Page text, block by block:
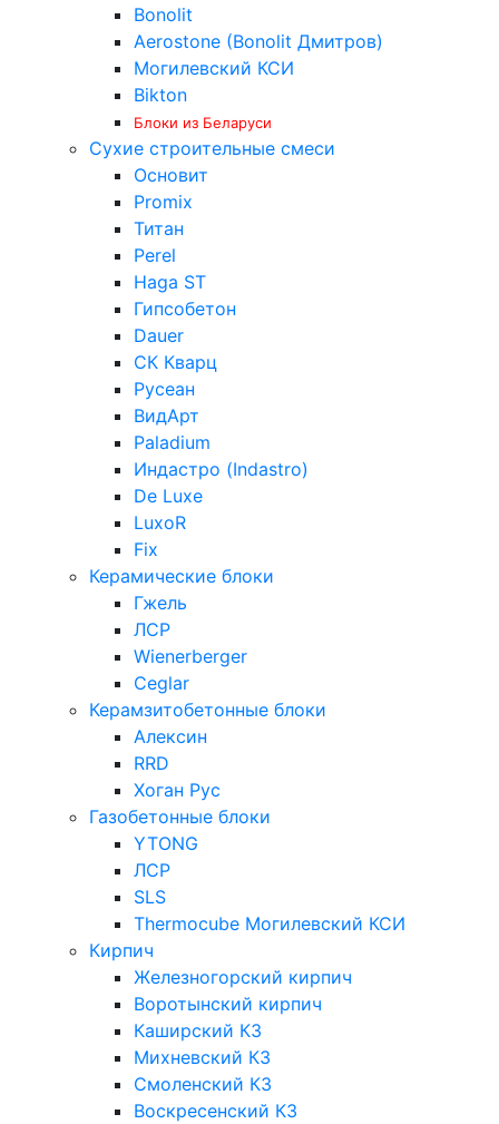
Bonolit
Aerostone (Bonolit Дмитров)
Могилевский КСИ
Bikton
Блоки из Беларуси
Сухие строительные смеси
Основит
Promix
Титан
Perel
Haga ST
Гипсобетон
Dauer
СК Кварц
Русеан
ВидАрт
Paladium
Индастро (Indastro)
De Luxe
LuxoR
Fix
Керамические блоки
Гжель
ЛСР
Wienerberger
Ceglar
Керамзитобетонные блоки
Алексин
RRD
Хоган Рус
Газобетонные блоки
YTONG
ЛСР
SLS
Thermocube Могилевский КСИ
Кирпич
Железногорский кирпич
Воротынский кирпич
Каширский КЗ
Михневский КЗ
Смоленский КЗ
Воскресенский КЗ